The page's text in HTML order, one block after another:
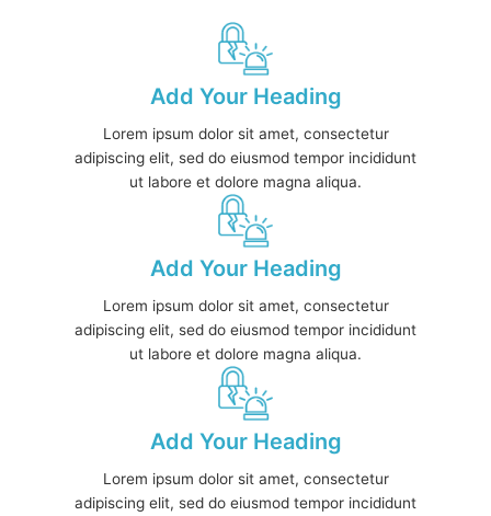
Add Your Heading
Lorem ipsum dolor sit amet, consectetur
adipiscing elit, sed do eiusmod tempor incididunt
ut labore et dolore magna aliqua.
Add Your Heading
Lorem ipsum dolor sit amet, consectetur
adipiscing elit, sed do eiusmod tempor incididunt
ut labore et dolore magna aliqua.
Add Your Heading
Lorem ipsum dolor sit amet, consectetur
adipiscing elit, sed do eiusmod tempor incididunt